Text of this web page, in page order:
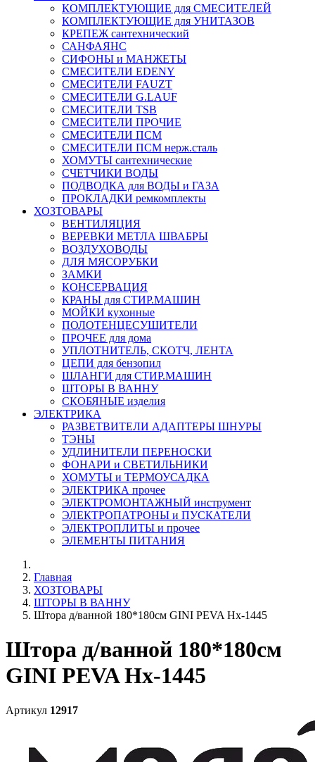
КОМПЛЕКТУЮЩИЕ для СМЕСИТЕЛЕЙ
КОМПЛЕКТУЮЩИЕ для УНИТАЗОВ
КРЕПЕЖ сантехнический
САНФАЯНС
СИФОНЫ и МАНЖЕТЫ
СМЕСИТЕЛИ EDENY
СМЕСИТЕЛИ FAUZT
СМЕСИТЕЛИ G.LAUF
СМЕСИТЕЛИ TSB
СМЕСИТЕЛИ ПРОЧИЕ
СМЕСИТЕЛИ ПСМ
СМЕСИТЕЛИ ПСМ нерж.сталь
ХОМУТЫ сантехнические
СЧЕТЧИКИ ВОДЫ
ПОДВОДКА для ВОДЫ и ГАЗА
ПРОКЛАДКИ ремкомплекты
ХОЗТОВАРЫ
ВЕНТИЛЯЦИЯ
ВЕРЕВКИ МЕТЛА ШВАБРЫ
ВОЗДУХОВОДЫ
ДЛЯ МЯСОРУБКИ
ЗАМКИ
КОНСЕРВАЦИЯ
КРАНЫ для СТИР.МАШИН
МОЙКИ кухонные
ПОЛОТЕНЦЕСУШИТЕЛИ
ПРОЧЕЕ для дома
УПЛОТНИТЕЛЬ, СКОТЧ, ЛЕНТА
ЦЕПИ для бензопил
ШЛАНГИ для СТИР.МАШИН
ШТОРЫ В ВАННУ
СКОБЯНЫЕ изделия
ЭЛЕКТРИКА
РАЗВЕТВИТЕЛИ АДАПТЕРЫ ШНУРЫ
ТЭНЫ
УДЛИНИТЕЛИ ПЕРЕНОСКИ
ФОНАРИ и СВЕТИЛЬНИКИ
ХОМУТЫ и ТЕРМОУСАДКА
ЭЛЕКТРИКА прочее
ЭЛЕКТРОМОНТАЖНЫЙ инструмент
ЭЛЕКТРОПАТРОНЫ и ПУСКАТЕЛИ
ЭЛЕКТРОПЛИТЫ и прочее
ЭЛЕМЕНТЫ ПИТАНИЯ
Главная
ХОЗТОВАРЫ
ШТОРЫ В ВАННУ
Штора д/ванной 180*180см GINI PEVA Нх-1445
Штора д/ванной 180*180см
GINI PEVA Нх-1445
Артикул 12917